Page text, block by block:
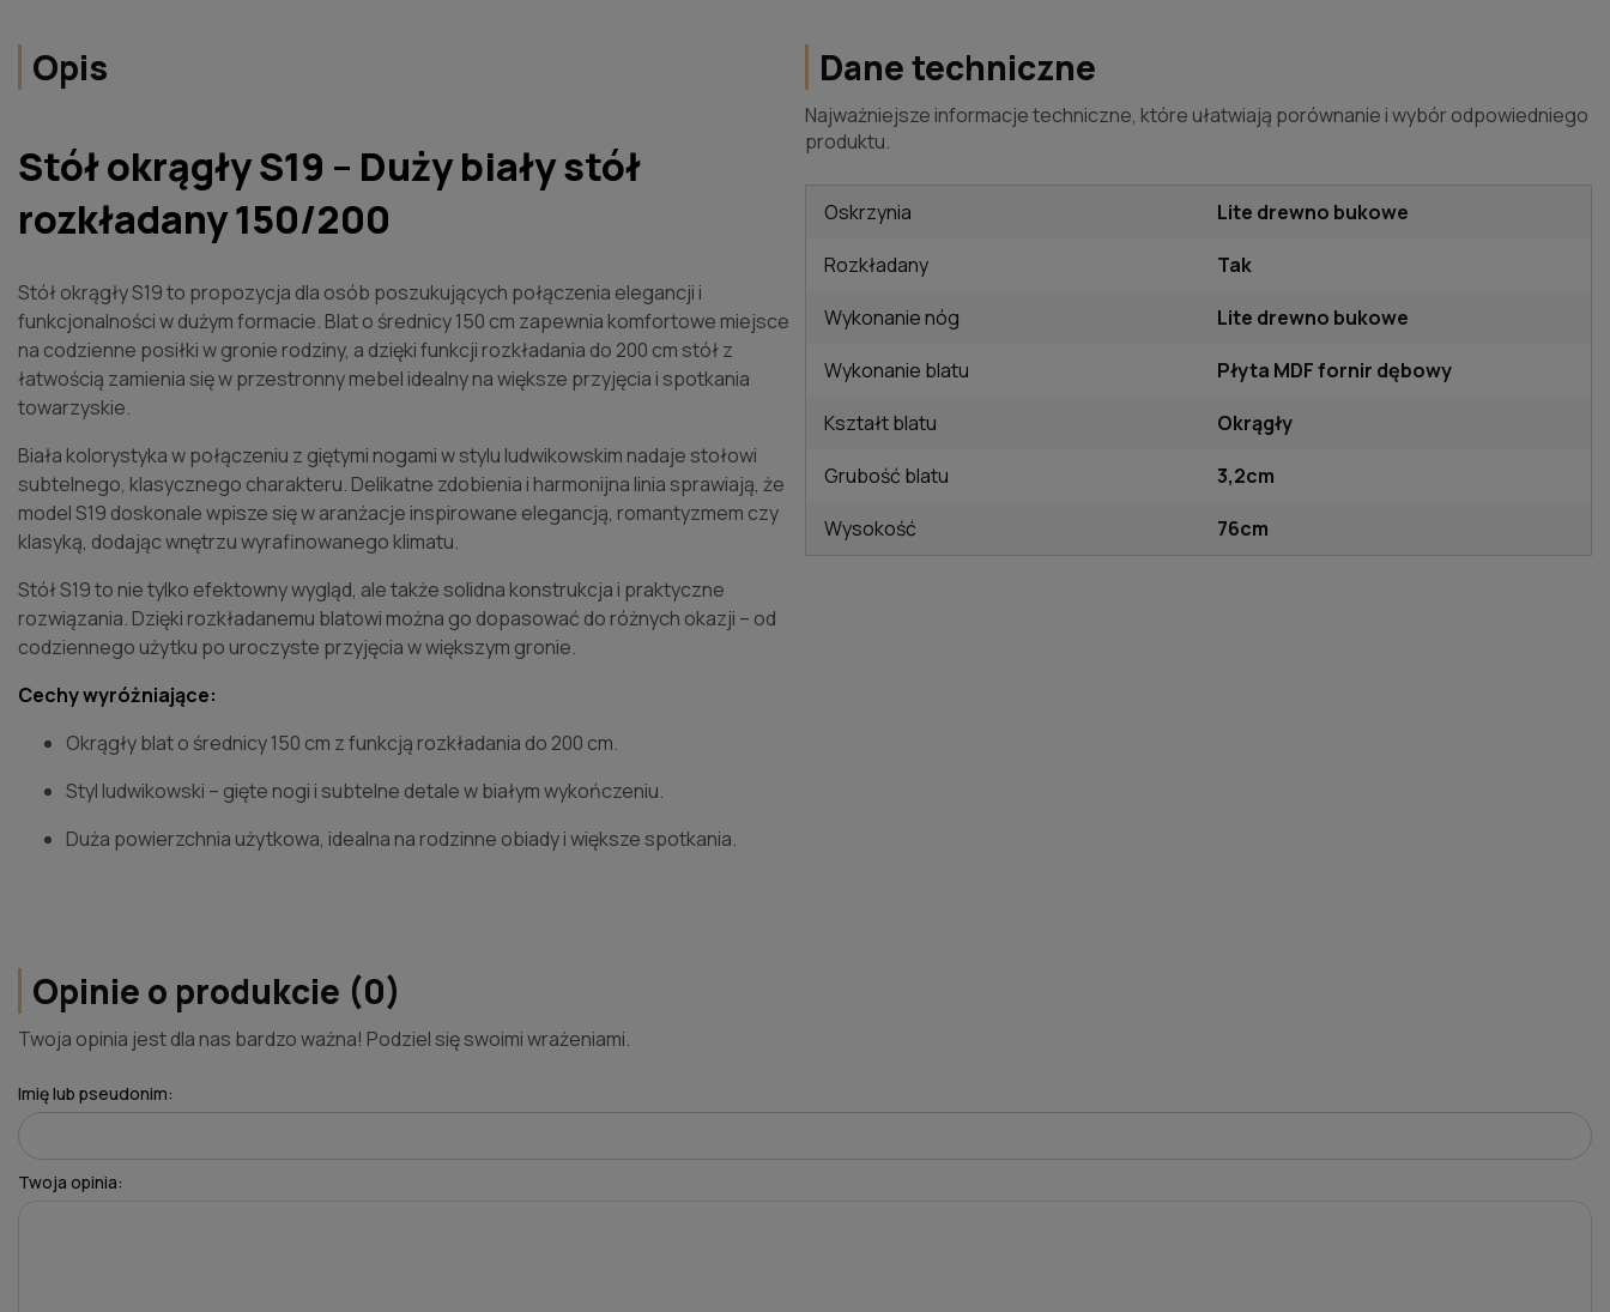
Opis
Stół okrągły S19 – Duży biały stół
rozkładany 150/200
Stół okrągły S19 to propozycja dla osób poszukujących połączenia elegancji i
funkcjonalności w dużym formacie. Blat o średnicy 150 cm zapewnia komfortowe miejsce
na codzienne posiłki w gronie rodziny, a dzięki funkcji rozkładania do 200 cm stół z
łatwością zamienia się w przestronny mebel idealny na większe przyjęcia i spotkania
towarzyskie.
Biała kolorystyka w połączeniu z giętymi nogami w stylu ludwikowskim nadaje stołowi
subtelnego, klasycznego charakteru. Delikatne zdobienia i harmonijna linia sprawiają, że
model S19 doskonale wpisze się w aranżacje inspirowane elegancją, romantyzmem czy
klasyką, dodając wnętrzu wyrafinowanego klimatu.
Stół S19 to nie tylko efektowny wygląd, ale także solidna konstrukcja i praktyczne
rozwiązania. Dzięki rozkładanemu blatowi można go dopasować do różnych okazji – od
codziennego użytku po uroczyste przyjęcia w większym gronie.
Cechy wyróżniające:
Okrągły blat o średnicy 150 cm z funkcją rozkładania do 200 cm.
Styl ludwikowski – gięte nogi i subtelne detale w białym wykończeniu.
Duża powierzchnia użytkowa, idealna na rodzinne obiady i większe spotkania.
Dane techniczne
Najważniejsze informacje techniczne, które ułatwiają porównanie i wybór odpowiedniego
produktu.
Oskrzynia
Lite drewno bukowe
Rozkładany
Tak
Wykonanie nóg
Lite drewno bukowe
Wykonanie blatu
Płyta MDF fornir dębowy
Kształt blatu
Okrągły
Grubość blatu
3,2cm
Wysokość
76cm
Opinie o produkcie (0)
Twoja opinia jest dla nas bardzo ważna! Podziel się swoimi wrażeniami.
Imię lub pseudonim:
Twoja opinia: